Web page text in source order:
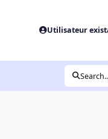
Utilisateur